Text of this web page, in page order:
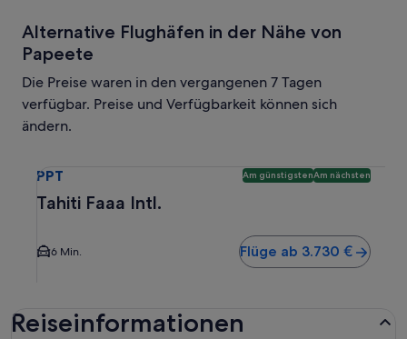
Alternative Flughäfen in der Nähe von
Papeete
Die Preise waren in den vergangenen 7 Tagen
verfügbar. Preise und Verfügbarkeit können sich
ändern.
PPT Am günstigstenAm nächsten
Tahiti Faaa Intl.
6 Min. Flüge ab 3.730 €
Reiseinformationen